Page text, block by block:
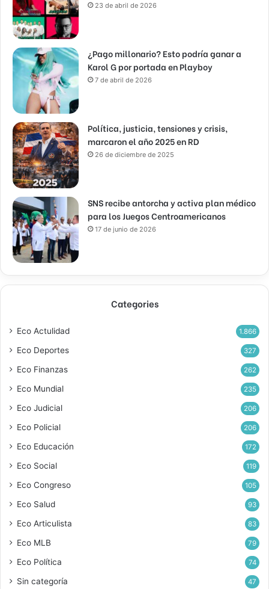
23 de abril de 2026
¿Pago millonario? Esto podría ganar a
Karol G por portada en Playboy
7 de abril de 2026
Política, justicia, tensiones y crisis,
marcaron el año 2025 en RD
26 de diciembre de 2025
SNS recibe antorcha y activa plan médico
para los Juegos Centroamericanos
17 de junio de 2026
Categories
Eco Actulidad 1.866
Eco Deportes 327
Eco Finanzas 262
Eco Mundial 235
Eco Judicial 206
Eco Policial 206
Eco Educación 172
Eco Social 119
Eco Congreso 105
Eco Salud 93
Eco Articulista 83
Eco MLB 79
Eco Política 74
Sin categoría 47